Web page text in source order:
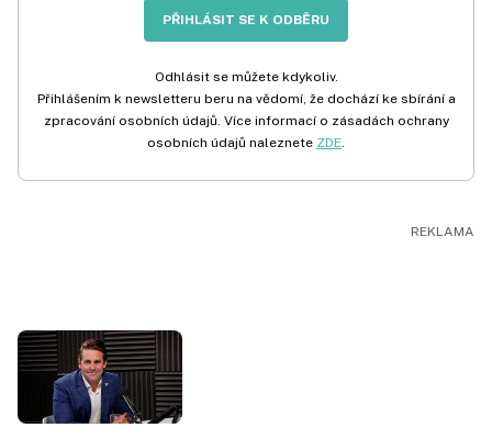
PŘIHLÁSIT SE K ODBĚRU
Odhlásit se můžete kdykoliv.
Přihlášením k newsletteru beru na vědomí, že dochází ke sbírání a
zpracování osobních údajů. Více informací o zásadách ochrany
osobních údajů naleznete ZDE.